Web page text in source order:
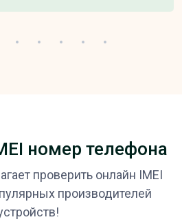
номер телефона
проверить онлайн IMEI
производителей